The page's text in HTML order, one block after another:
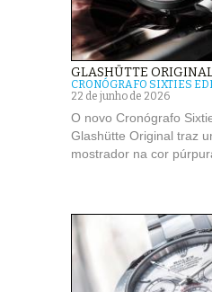
GLASHÜTTE
CRONÓGRAFO SIXTIES
22 de junho de 2026
O novo Cronógrafo
Glashütte Original traz
mostrador na cor